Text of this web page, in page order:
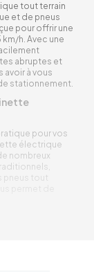
tout terrain
et de pneus
pour offrir une
h. Avec une
abruptes et
avoir à vous
stationnement.
pour vos
électrique
nombreux
pneus tout
permet de
l’état de sa
qui peuvent